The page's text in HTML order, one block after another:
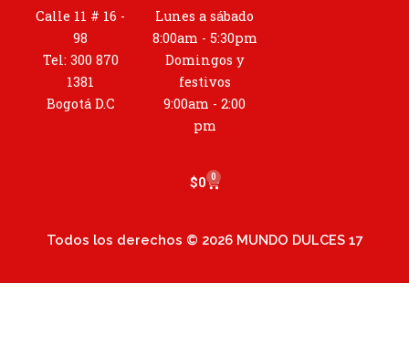
Calle 11 # 16 -
98
Tel: 300 870
1381
Bogotá D.C
Lunes a sábado
8:00am - 5:30pm
Domingos y
festivos
9:00am - 2:00
pm
$0 0
Cart
Todos los derechos © 2026 MUNDO DULCES 17